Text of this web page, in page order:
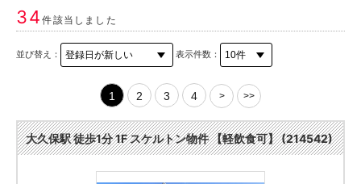
34件該当しました
並び替え： 表示件数：
1 2 3 4 > >>
大久保駅 徒歩1分 1F スケルトン物件 【軽飲食可】 (214542)